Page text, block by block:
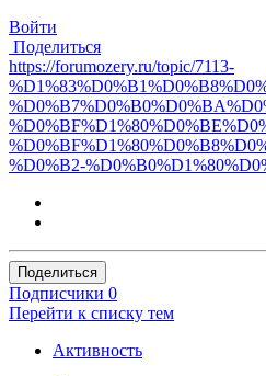
Войти
Поделиться
https://forumozery.ru/topic/7113-
%D0%B2-
Поделиться
Подписчики 0
Перейти к списку тем
Активность